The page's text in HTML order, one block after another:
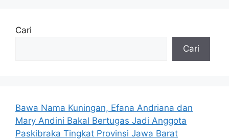
Cari
Cari
Bawa Nama Kuningan, Efana Andriana dan
Mary Andini Bakal Bertugas Jadi Anggota
Paskibraka Tingkat Provinsi Jawa Barat